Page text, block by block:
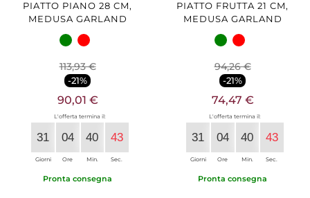
PIATTO PIANO 28 CM,
MEDUSA GARLAND
113,93 €
-21%
90,01 €
L'offerta termina il:
31
Giorni
04
Ore
40
Min.
42
Sec.
Pronta consegna
PIATTO FRUTTA 21 CM,
MEDUSA GARLAND
94,26 €
-21%
74,47 €
L'offerta termina il:
31
Giorni
04
Ore
40
Min.
42
Sec.
Pronta consegna